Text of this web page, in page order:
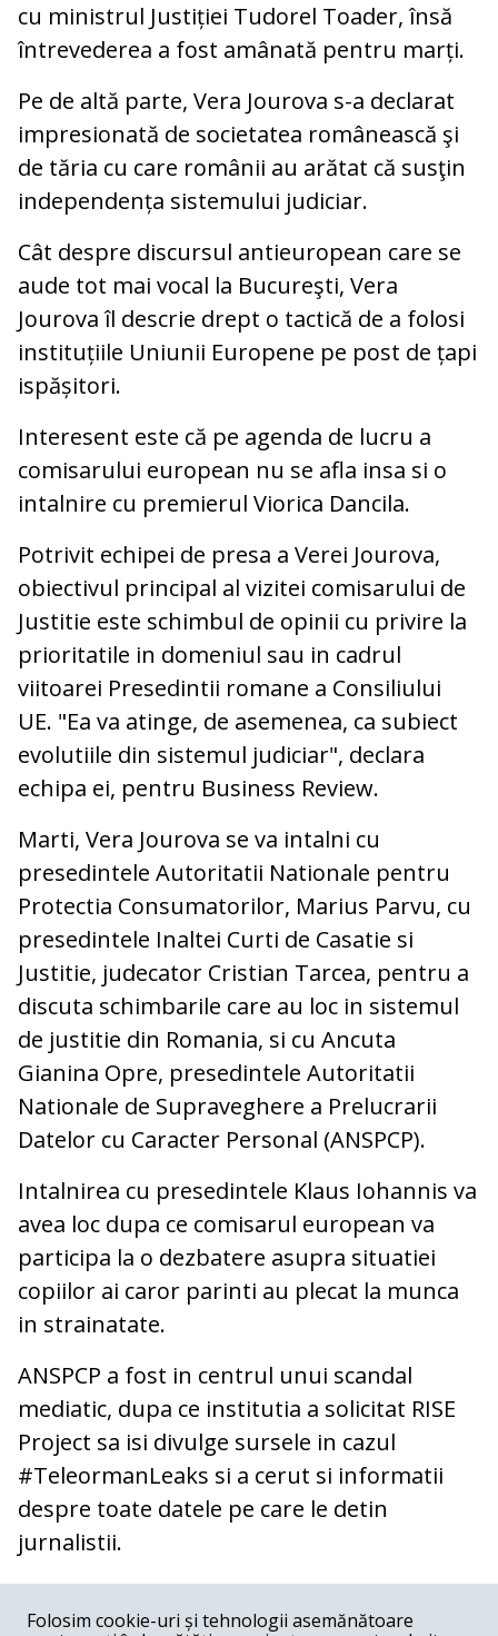
cu ministrul Justiției Tudorel Toader, însă
întrevederea a fost amânată pentru marți.
Pe de altă parte, Vera Jourova s-a declarat
impresionată de societatea românească şi
de tăria cu care românii au arătat că susţin
independența sistemului judiciar.
Cât despre discursul antieuropean care se
aude tot mai vocal la Bucureşti, Vera
Jourova îl descrie drept o tactică de a folosi
instituțiile Uniunii Europene pe post de țapi
ispășitori.
Interesent este că pe agenda de lucru a
comisarului european nu se afla insa si o
intalnire cu premierul Viorica Dancila.
Potrivit echipei de presa a Verei Jourova,
obiectivul principal al vizitei comisarului de
Justitie este schimbul de opinii cu privire la
prioritatile in domeniul sau in cadrul
viitoarei Presedintii romane a Consiliului
UE. "Ea va atinge, de asemenea, ca subiect
evolutiile din sistemul judiciar", declara
echipa ei, pentru Business Review.
Marti, Vera Jourova se va intalni cu
presedintele Autoritatii Nationale pentru
Protectia Consumatorilor, Marius Parvu, cu
presedintele Inaltei Curti de Casatie si
Justitie, judecator Cristian Tarcea, pentru a
discuta schimbarile care au loc in sistemul
de justitie din Romania, si cu Ancuta
Gianina Opre, presedintele Autoritatii
Nationale de Supraveghere a Prelucrarii
Datelor cu Caracter Personal (ANSPCP).
Intalnirea cu presedintele Klaus Iohannis va
avea loc dupa ce comisarul european va
participa la o dezbatere asupra situatiei
copiilor ai caror parinti au plecat la munca
in strainatate.
ANSPCP a fost in centrul unui scandal
mediatic, dupa ce institutia a solicitat RISE
Project sa isi divulge sursele in cazul
#TeleormanLeaks si a cerut si informatii
despre toate datele pe care le detin
jurnalistii.
COMENTARII
Folosim cookie-uri și tehnologii asemănătoare